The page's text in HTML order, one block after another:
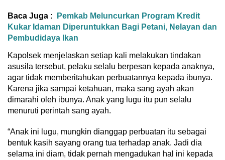
Baca Juga :
Pemkab Meluncurkan Program Kredit
Kukar Idaman Diperuntukkan Bagi Petani, Nelayan dan
Pembudidaya Ikan
Kapolsek menjelaskan setiap kali melakukan tindakan
asusila tersebut, pelaku selalu berpesan kepada anaknya,
agar tidak memberitahukan perbuatannya kepada ibunya.
Karena jika sampai ketahuan, maka sang ayah akan
dimarahi oleh ibunya. Anak yang lugu itu pun selalu
menuruti perintah sang ayah.
“Anak ini lugu, mungkin dianggap perbuatan itu sebagai
bentuk kasih sayang orang tua terhadap anak. Jadi dia
selama ini diam, tidak pernah mengadukan hal ini kepada